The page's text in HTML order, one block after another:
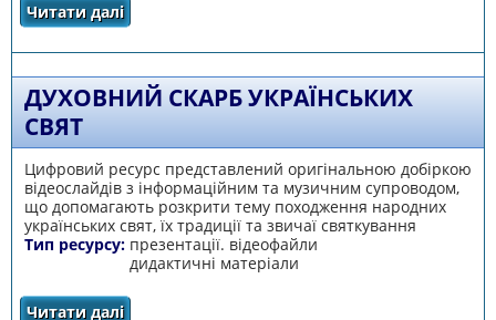
Читати далі
ДУХОВНИЙ СКАРБ УКРАЇНСЬКИХ
СВЯТ
Цифровий ресурс представлений оригінальною добіркою
відеослайдів з інформаційним та музичним супроводом,
що допомагають розкрити тему походження народних
українських свят, їх традиції та звичаї святкування
Тип ресурсу: презентації. відеофайли
дидактичні матеріали
Читати даліпро Духовний скарб українських свят